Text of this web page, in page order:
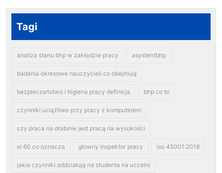
Tagi
analiza stanu bhp w zakładzie pracy asystentbhp
badania okresowe nauczycieli co obejmują
bezpieczeństwo i higiena pracy definicja bhp co to
czynniki uciążliwe przy pracy z komputerem
czy praca na drabinie jest pracą na wysokości
ei 60 co oznacza glowny inspektor pracy iso 45001:2018
jakie czynniki oddziałują na studenta na uczelni